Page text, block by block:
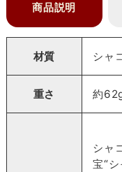
商品説明
材質 シャ
重さ 約
シャ
宝“